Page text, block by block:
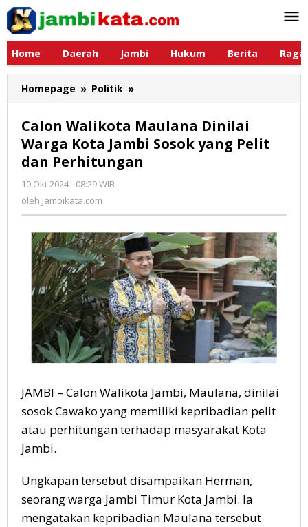
Lewati
konten
Home
Daerah Jambi Hukum Berita
Homepage » Politik »
Walikota
Maulana
Dinilai
Warga
Kota
Pelit
dan
Perhitungan
Calon Walikota Maulana Dinilai
Warga Kota Jambi Sosok yang Pelit
dan Perhitungan
10 Okt 2024 - 08:29 WIB
oleh Jambikata.com
JAMBI – Calon Walikota Jambi, Maulana, dinilai
sosok Cawako yang memiliki kepribadian pelit
atau perhitungan terhadap masyarakat Kota
Jambi.
Ungkapan tersebut disampaikan Herman,
seorang warga Jambi Timur Kota Jambi. Ia
mengatakan kepribadian Maulana tersebut